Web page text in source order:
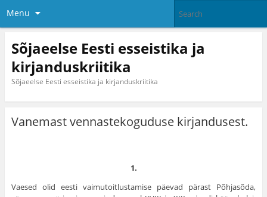
Menu
Sõjaeelse Eesti esseistika ja
kirjanduskriitika
Sõjaeelse Eesti esseistika ja kirjanduskriitika
Vanemast vennastekoguduse kirjandusest.
1.
Vaesed olid eesti vaimutoitlustamise päevad pärast Põhja­sõda,